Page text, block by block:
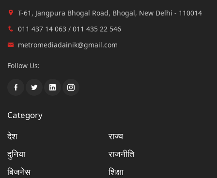
T-61, Jangpura Bhogal Road, Bhogal, New Delhi - 110014
011 437 14 063 / 011 435 22 546
metromediadainik@gmail.com
Follow Us:
Category
देश
राज्य
दुनिया
राजनीति
बिजनेस
शिक्षा